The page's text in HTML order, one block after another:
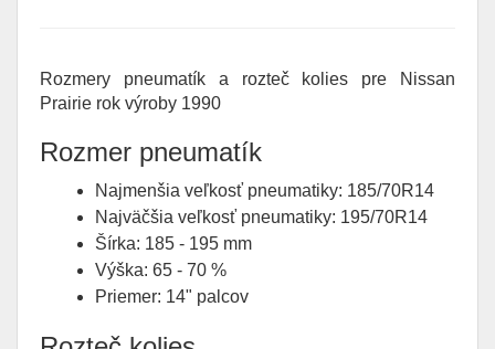
Rozmery pneumatík a rozteč kolies pre Nissan
Prairie rok výroby 1990
Rozmer pneumatík
Najmenšia veľkosť pneumatiky: 185/70R14
Najväčšia veľkosť pneumatiky: 195/70R14
Šírka: 185 - 195 mm
Výška: 65 - 70 %
Priemer: 14" palcov